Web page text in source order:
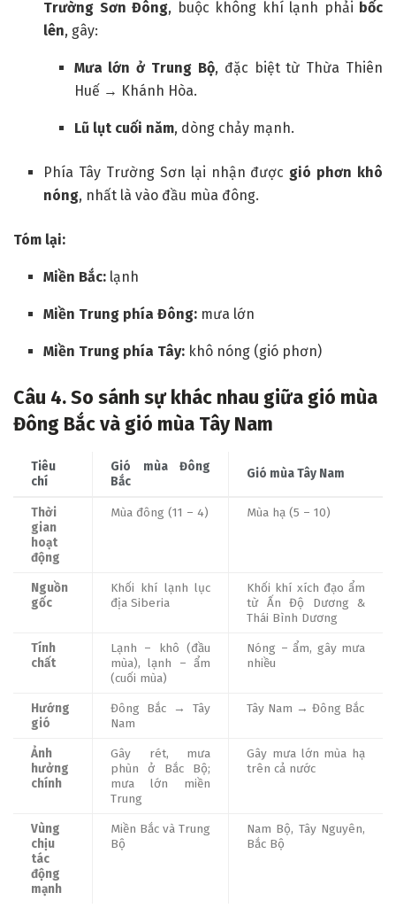
Trường Sơn Đông, buộc không khí lạnh phải bốc
lên, gây:
Mưa lớn ở Trung Bộ, đặc biệt từ Thừa Thiên
Huế → Khánh Hòa.
Lũ lụt cuối năm, dòng chảy mạnh.
Phía Tây Trường Sơn lại nhận được gió phơn khô
nóng, nhất là vào đầu mùa đông.
Tóm lại:
Miền Bắc: lạnh
Miền Trung phía Đông: mưa lớn
Miền Trung phía Tây: khô nóng (gió phơn)
Câu 4. So sánh sự khác nhau giữa gió mùa
Đông Bắc và gió mùa Tây Nam
Tiêu
chí
Gió mùa Đông
Bắc
Gió mùa Tây Nam
Thời
gian
hoạt
động
Mùa đông (11 – 4) Mùa hạ (5 – 10)
Nguồn
gốc
Khối khí lạnh lục
địa Siberia
Khối khí xích đạo ẩm
từ Ấn Độ Dương &
Thái Bình Dương
Tính
chất
Lạnh – khô (đầu
mùa), lạnh – ẩm
(cuối mùa)
Nóng – ẩm, gây mưa
nhiều
Hướng
gió
Đông Bắc → Tây
Nam
Tây Nam → Đông Bắc
Ảnh
hưởng
chính
Gây rét, mưa
phùn ở Bắc Bộ;
mưa lớn miền
Trung
Gây mưa lớn mùa hạ
trên cả nước
Vùng
chịu
tác
động
mạnh
Miền Bắc và Trung
Bộ
Nam Bộ, Tây Nguyên,
Bắc Bộ